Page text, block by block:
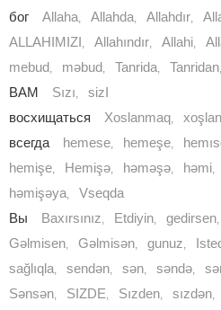
бог
Allaha, Allahda, Allahdır,
ALLAHIMIZI, Allahındır, Allahi,
mebud, məbud, Tanrida, Tanridan
ВАМ
Sızı, sizI
восхищаться
Xoslanmaq, xoşlan
всегда
hemese, hemeşe,
hemişe, Hemişə, həməşə, həmi,
həmişəya, Vseqda
Вы
Baxırsınız, Etdiyin, gedirsen
Gəlmisen, Gəlmisən, gunuz,
sağlıqla, sendən, sən, səndə,
Sənsən, SIZDE, Sızden, sızdən,